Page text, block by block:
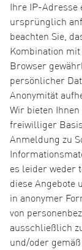
Ihre IP-Adresse
ursprünglich
beachten Sie,
Kombination
Browser
persönlicher
Anonymität
Wir bieten
freiwilliger
Anmeldung zu
es leider weder
diese Angebote
in anonymer
von
ausschließlich
und/oder